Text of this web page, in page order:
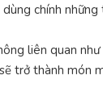
chính
liên quan như
trở thành món